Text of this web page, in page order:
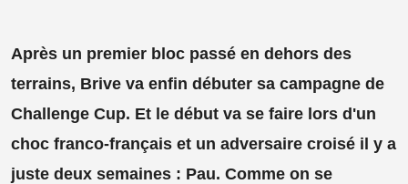
Après un premier bloc passé en dehors des
terrains, Brive va enfin débuter sa campagne de
Challenge Cup. Et le début va se faire lors d'un
choc franco-français et un adversaire croisé il y a
juste deux semaines : Pau. Comme on se